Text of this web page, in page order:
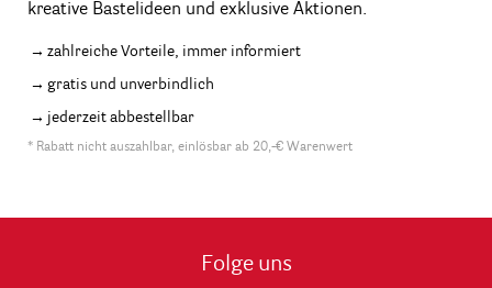
kreative Bastelideen und exklusive Aktionen.
zahlreiche Vorteile, immer informiert
gratis und unverbindlich
jederzeit abbestellbar
* Rabatt nicht auszahlbar, einlösbar ab 20,-€ Warenwert
Folge uns